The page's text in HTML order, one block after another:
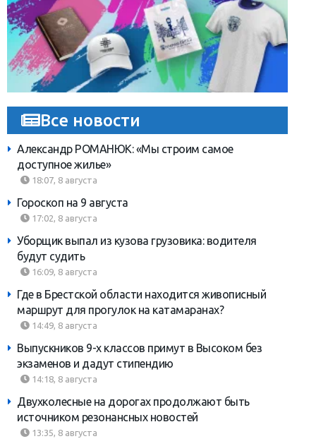
Все новости
Александр РОМАНЮК: «Мы строим самое
доступное жилье»
18:07, 8 августа
Гороскоп на 9 августа
17:02, 8 августа
Уборщик выпал из кузова грузовика: водителя
будут судить
16:09, 8 августа
Где в Брестской области находится живописный
маршрут для прогулок на катамаранах?
14:49, 8 августа
Выпускников 9-х классов примут в Высоком без
экзаменов и дадут стипендию
14:18, 8 августа
Двухколесные на дорогах продолжают быть
источником резонансных новостей
13:35, 8 августа